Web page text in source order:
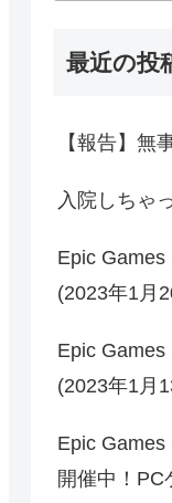
最近の投
【報告】無
入院しちゃ
Epic
(2023年1月
Epic
(2023年1月
Epic Games
開催中！PC